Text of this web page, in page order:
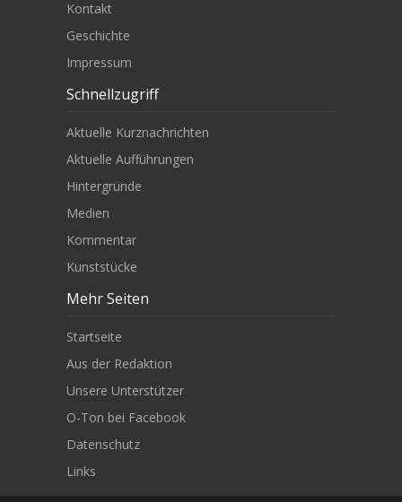
Kontakt
Geschichte
Impressum
Schnellzugriff
Aktuelle Kurznachrichten
Aktuelle Aufführungen
Hintergründe
Medien
Kommentar
Kunststücke
Mehr Seiten
Startseite
Aus der Redaktion
Unsere Unterstützer
O-Ton bei Facebook
Datenschutz
Links